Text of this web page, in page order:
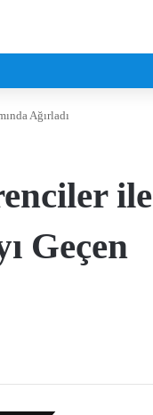
Ağırladı
ile
Geçen